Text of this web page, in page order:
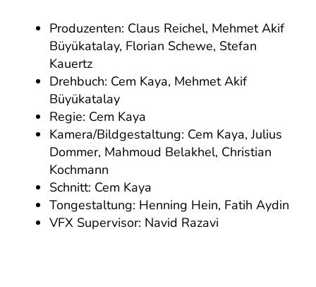
Produzenten: Claus Reichel, Mehmet Akif
Büyükatalay, Florian Schewe, Stefan
Kauertz
Drehbuch: Cem Kaya, Mehmet Akif
Büyükatalay
Regie: Cem Kaya
Kamera/Bildgestaltung: Cem Kaya, Julius
Dommer, Mahmoud Belakhel, Christian
Kochmann
Schnitt: Cem Kaya
Tongestaltung: Henning Hein, Fatih Aydin
VFX Supervisor: Navid Razavi